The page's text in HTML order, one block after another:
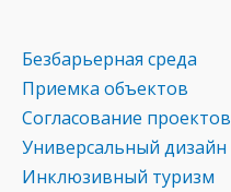
Безбарьерная среда
Приемка объектов
Согласование проектов
Универсальный дизайн
Инклюзивный туризм